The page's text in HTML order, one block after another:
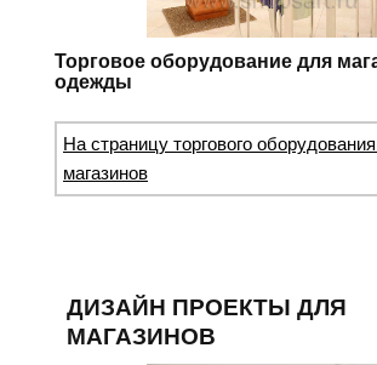
Торговое оборудование для
одежды
На страницу торгового
магазинов
ДИЗАЙН ПРОЕКТЫ ДЛЯ
МАГАЗИНОВ